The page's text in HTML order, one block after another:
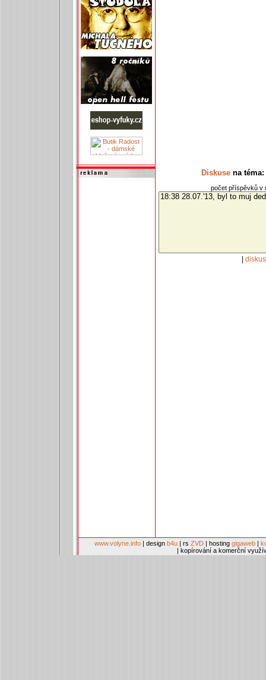
Diskusena téma:
počet příspěvků v
www.volyne.info | design b4u | rs ZVD | hosting gigaweb |
| kopírování a komerční